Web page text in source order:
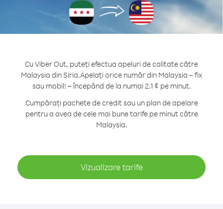
Cu Viber Out, puteți efectua apeluri de calitate către
Malaysia din Siria.Apelați orice număr din Malaysia – fix
sau mobil! – începând de la numai 2.1 ¢ pe minut.
Cumpărați pachete de credit sau un plan de apelare
pentru a avea de cele mai bune tarife pe minut către
Malaysia.
Vizualizare tarife